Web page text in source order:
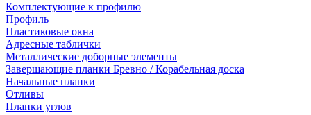
Комплектующие к профилю
Профиль
Пластиковые окна
Адресные таблички
Металлические доборные элементы
Завершающие планки Бревно / Корабельная доска
Начальные планки
Отливы
Планки углов